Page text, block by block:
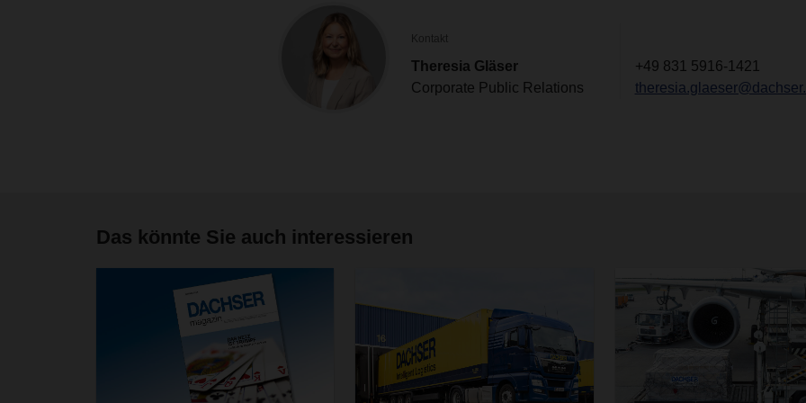
Kontakt
Theresia Gläser
Corporate Public Relations
+49 831 5916-1421
Das könnte Sie auch interessieren